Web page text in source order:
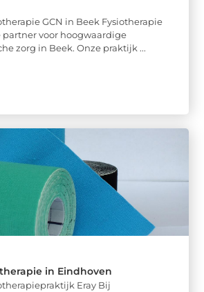
GCN in Beek Fysiotherapie
partner voor hoogwaardige
zorg in Beek. Onze praktijk ...
in Eindhoven
Eray Bij